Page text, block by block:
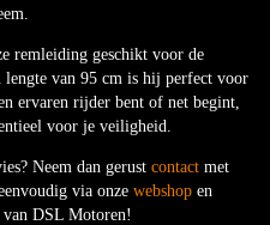
remleiding geschikt voor de
lengte van 95 cm is hij perfect voor
ervaren rijder bent of net begint,
voor je veiligheid.
Neem dan gerust contact met
via onze webshop en
DSL Motoren!